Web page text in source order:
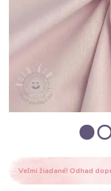
Veľmi žiadané! Odhad